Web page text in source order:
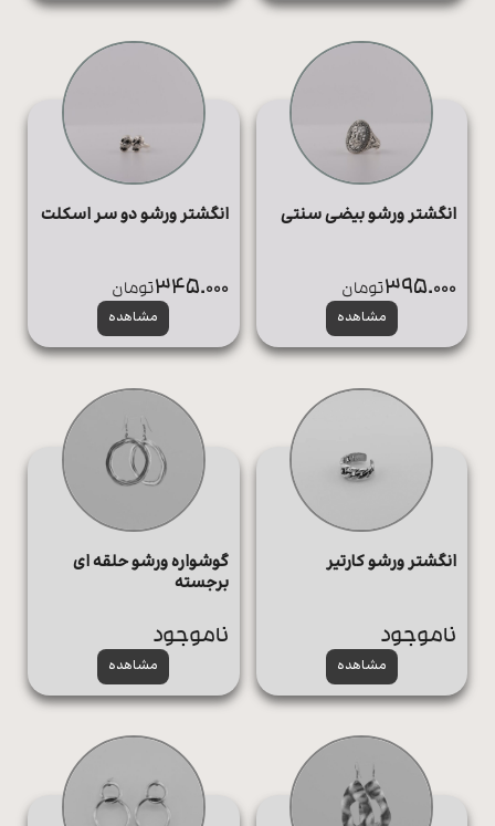
انگشتر ورشو بیضی سنتی
مشاهده
395.000تومان
انگشتر ورشو دو سر اسکلت
مشاهده
345.000تومان
انگشتر ورشو کارتیر
مشاهده
ناموجود
گوشواره ورشو حلقه ای
برجسته
مشاهده
ناموجود